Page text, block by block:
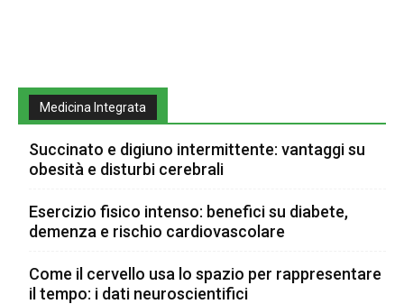
Medicina Integrata
Succinato e digiuno intermittente: vantaggi su
obesità e disturbi cerebrali
Esercizio fisico intenso: benefici su diabete,
demenza e rischio cardiovascolare
Come il cervello usa lo spazio per rappresentare
il tempo: i dati neuroscientifici